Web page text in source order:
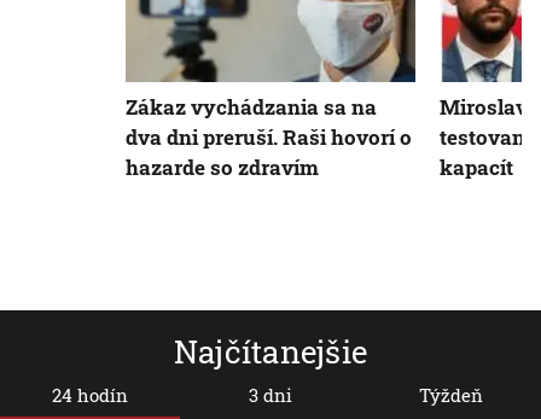
Najčítanejšie
24 hodín 3 dni Týždeň
Zákaz vychádzania sa na
dva dni preruší. Raši hovorí o
hazarde so zdravím
Miroslav
kapacít